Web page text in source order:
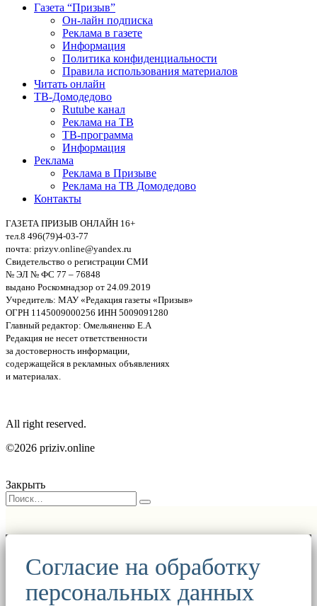
Газета “Призыв”
Он-лайн подписка
Реклама в газете
Информация
Политика конфиденциальности
Правила использования материалов
Читать онлайн
ТВ-Домодедово
Rutube канал
Реклама на ТВ
ТВ-программа
Информация
Реклама
Реклама в Призыве
Реклама на ТВ Домодедово
Контакты
ГАЗЕТА ПРИЗЫВ ОНЛАЙН 16+
тел.8 496(79)4-03-77
почта: prizyv.online@yandex.ru
Свидетельство о регистрации СМИ
№ ЭЛ № ФС 77 – 76848
выдано Роскомнадзор от 24.09.2019
Учредитель: МАУ «Редакция газеты «Призыв»
ОГРН 1145009000256 ИНН 5009091280
Главный редактор: Омельяненко Е.А
Редакция не несет ответственности
за достоверность информации,
содержащейся в рекламных объявлениях
и материалах.
All right reserved.
©2026 priziv.online
Закрыть
Согласие на обработку
персональных данных